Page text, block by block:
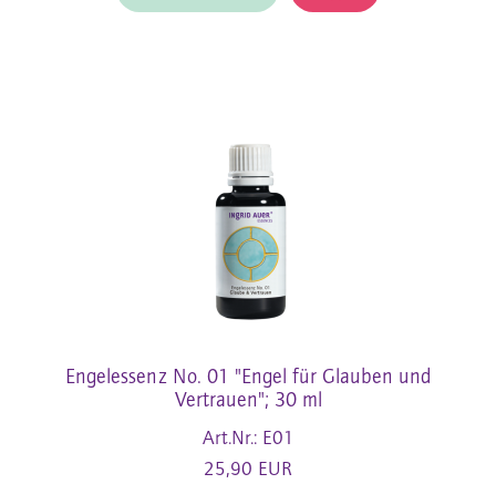
Engelessenz No. 01 "Engel für Glauben und
Vertrauen"; 30 ml
Art.Nr.: E01
25,90 EUR